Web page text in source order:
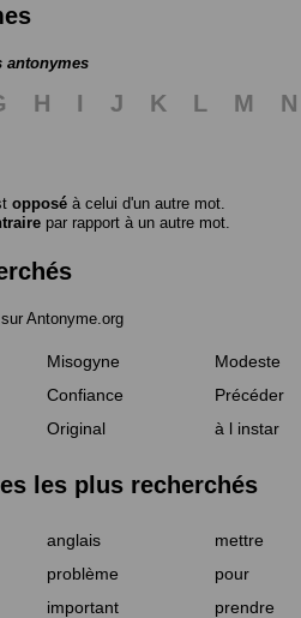
antonymes
H I J K L M N
opposé à celui d'un autre mot.
par rapport à un autre mot.
Antonyme.org
Misogyne Modeste
Confiance Précéder
Original à l instar
les plus recherchés
anglais mettre
problème pour
important prendre